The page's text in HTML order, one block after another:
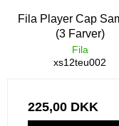
Fila Player Cap
(3 Farver)
Fila
xs12teu002
225,00 DKK